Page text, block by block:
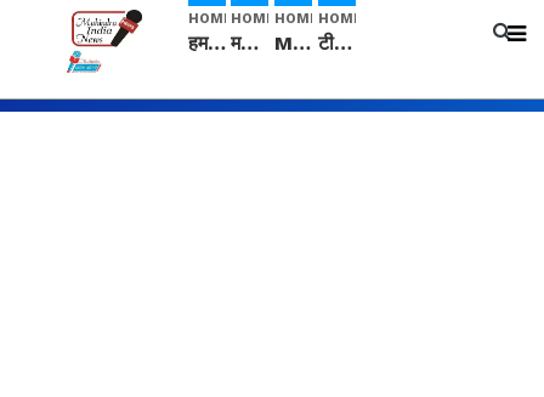
HOME
हम सनातनी..." सांसद kangana Ranaut से क्या बोली लड़की? Viral Jantar-Mantar | CJP protest
HOME
मनीषा हत्याकांड: हत्या, आत्महत्या या कोई बड़ा राज? | Full Story | Josh Haryana
HOME
Mangalsutra: हिंदू धर्म में शादी के बाद मंगलसूत्र क्यों पहनती है महिलाएं, किसने शुरु की ये परंपरा
HOME
टीम बीकेई ने एग्रीकल्चर ग्रेड की यूरिया खाद गट्टों में बदलकर टेक्निकल ग्रेड में बेचने वालों पर करवाई कार्रवाई: लखविंदर सिंह औलख